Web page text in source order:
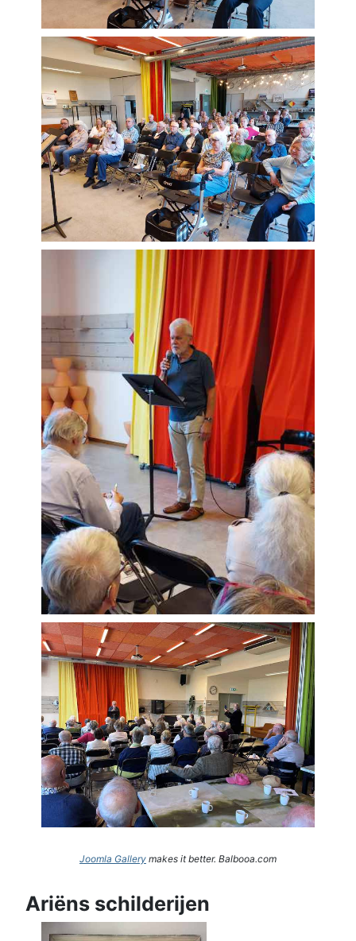
Joomla Gallery makes it better. Balbooa.com
Ariëns schilderijen